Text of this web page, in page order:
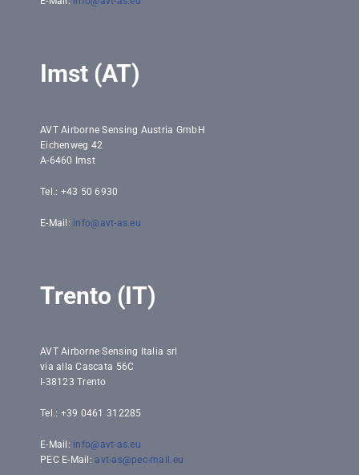
Imst (AT)
AVT Airborne Sensing Austria GmbH
Eichenweg 42
A-6460 Imst
Tel.: +43 50 6930
E-Mail: info@avt-as.eu
Trento (IT)
AVT Airborne Sensing Italia srl
via alla Cascata 56C
I-38123 Trento
Tel.: +39 0461 312285
E-Mail: info@avt-as.eu
PEC E-Mail: avt-as@pec-mail.eu